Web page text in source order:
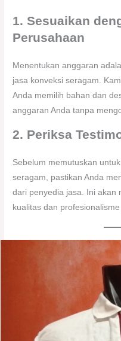
1. Sesuaikan
Perusahaan
Menentukan anggaran
jasa konveksi seragam.
Anda memilih bahan dan
anggaran Anda tanpa
2. Periksa
Sebelum memutuskan
seragam, pastikan Anda
dari penyedia jasa. Ini akan
kualitas dan